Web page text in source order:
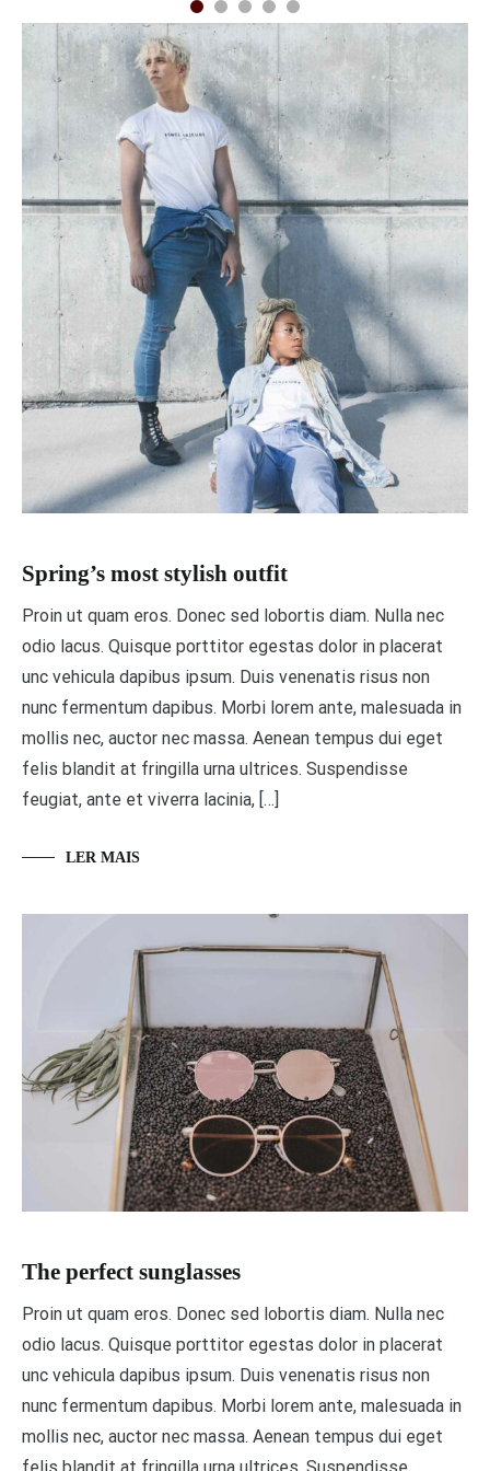
Spring’s most stylish outfit
Proin ut quam eros. Donec sed lobortis diam. Nulla nec
odio lacus. Quisque porttitor egestas dolor in placerat
unc vehicula dapibus ipsum. Duis venenatis risus non
nunc fermentum dapibus. Morbi lorem ante, malesuada in
mollis nec, auctor nec massa. Aenean tempus dui eget
felis blandit at fringilla urna ultrices. Suspendisse
feugiat, ante et viverra lacinia, […]
LER MAIS
The perfect sunglasses
Proin ut quam eros. Donec sed lobortis diam. Nulla nec
odio lacus. Quisque porttitor egestas dolor in placerat
unc vehicula dapibus ipsum. Duis venenatis risus non
nunc fermentum dapibus. Morbi lorem ante, malesuada in
mollis nec, auctor nec massa. Aenean tempus dui eget